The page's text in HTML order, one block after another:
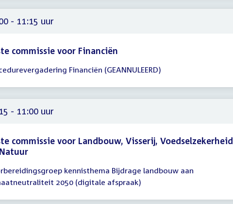
- 11:15 uur
commissie voor Financiën
Financiën (GEANNULEERD)
- 11:00 uur
commissie voor Landbouw, Visserij, Voedselzekerheid
kennisthema Bijdrage landbouw aan
2050 (digitale afspraak)